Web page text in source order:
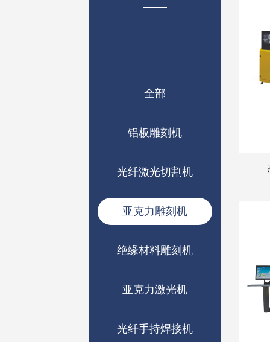
全部
铝板雕刻机
光纤激光切割机
亚克力雕刻机
绝缘材料雕刻机
亚克力激光机
光纤手持焊接机